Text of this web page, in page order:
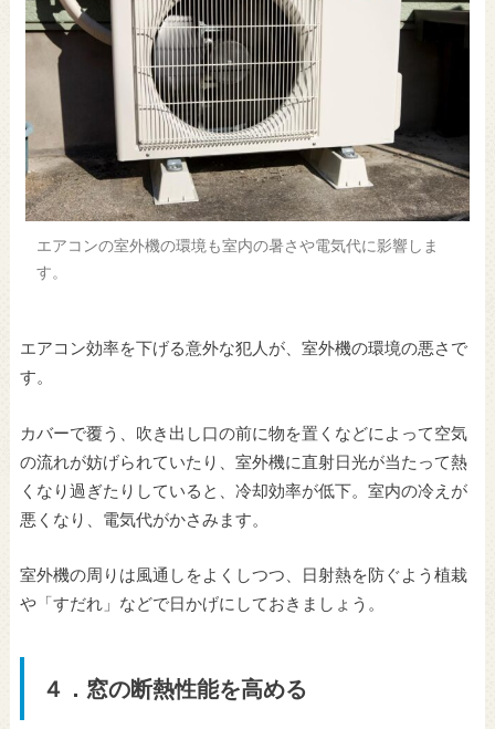
エアコンの室外機の環境も室内の暑さや電気代に影響しま
す。
エアコン効率を下げる意外な犯人が、室外機の環境の悪さで
す。
カバーで覆う、吹き出し口の前に物を置くなどによって空気
の流れが妨げられていたり、室外機に直射日光が当たって熱
くなり過ぎたりしていると、冷却効率が低下。室内の冷えが
悪くなり、電気代がかさみます。
室外機の周りは風通しをよくしつつ、日射熱を防ぐよう植栽
や「すだれ」などで日かげにしておきましょう。
４．窓の断熱性能を高める